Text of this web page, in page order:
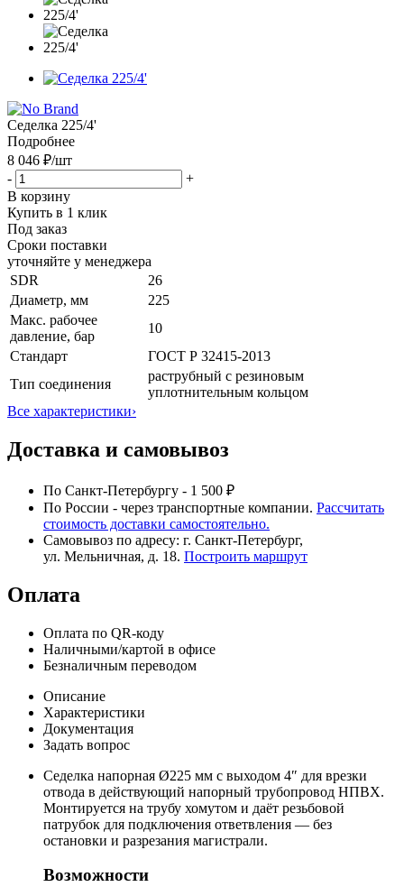
Седелка 225/4'
Подробнее
8 046 ₽/шт
-
+
В корзину
Купить в 1 клик
Под заказ
Сроки поставки
уточняйте у менеджера
SDR
26
Диаметр, мм
225
Макс. рабочее
давление, бар
10
Стандарт
ГОСТ Р 32415-2013
Тип соединения
раструбный с резиновым
уплотнительным кольцом
Все характеристики›
Доставка и самовывоз
По Санкт-Петербургу - 1 500 ₽
По России - через транспортные компании. Рассчитать
стоимость доставки самостоятельно.
Самовывоз по адресу: г. Санкт-Петербург,
ул. Мельничная, д. 18. Построить маршрут
Оплата
Оплата по QR-коду
Наличными/картой в офисе
Безналичным переводом
Описание
Характеристики
Документация
Задать вопрос
Седелка напорная Ø225 мм с выходом 4″ для врезки
отвода в действующий напорный трубопровод НПВХ.
Монтируется на трубу хомутом и даёт резьбовой
патрубок для подключения ответвления — без
остановки и разрезания магистрали.
Возможности